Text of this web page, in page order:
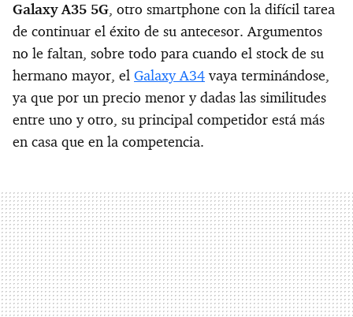
Galaxy A35 5G, otro smartphone con la difícil tarea
de continuar el éxito de su antecesor. Argumentos
no le faltan, sobre todo para cuando el stock de su
hermano mayor, el Galaxy A34 vaya terminándose,
ya que por un precio menor y dadas las similitudes
entre uno y otro, su principal competidor está más
en casa que en la competencia.